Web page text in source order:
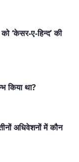
‘केसर-ए-हिन्‍द’ की
किया था?
अधिवेशनों में कौन